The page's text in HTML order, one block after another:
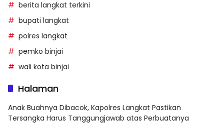
berita langkat terkini
bupati langkat
polres langkat
pemko binjai
wali kota binjai
Halaman
Anak Buahnya Dibacok, Kapolres Langkat Pastikan
Tersangka Harus Tanggungjawab atas Perbuatanya